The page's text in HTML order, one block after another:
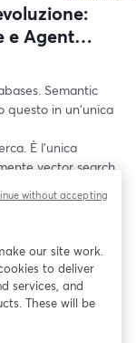
e Agentic
Semantic
questo in un'unica
È l'unica
vector search,
decine di
e perché
our site work.
to deliver
services, and
These will be
without accepting